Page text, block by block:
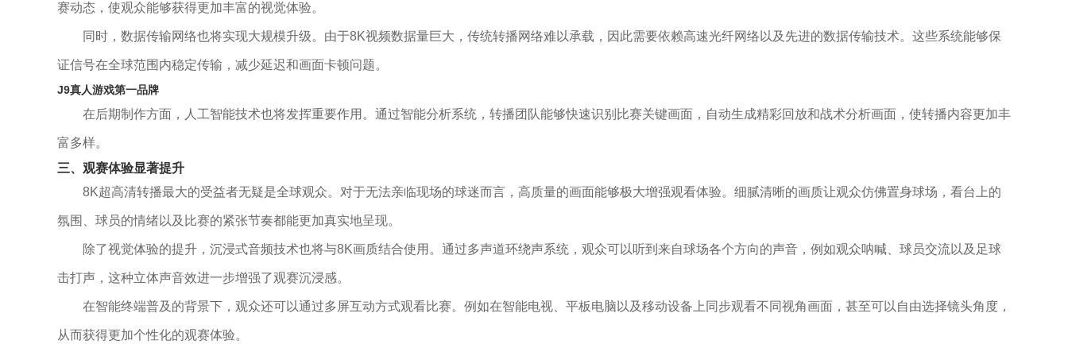
赛动态，使观众能够获得更加丰富的视觉体验。
同时，数据传输网络也将实现大规模升级。由于8K视频数据量巨大，传统转播网络难以承载，因此需要依赖高速光纤网络以及先进的数据传输技术。这些系统能够保
证信号在全球范围内稳定传输，减少延迟和画面卡顿问题。
J9真人游戏第一品牌
在后期制作方面，人工智能技术也将发挥重要作用。通过智能分析系统，转播团队能够快速识别比赛关键画面，自动生成精彩回放和战术分析画面，使转播内容更加丰
富多样。
三、观赛体验显著提升
8K超高清转播最大的受益者无疑是全球观众。对于无法亲临现场的球迷而言，高质量的画面能够极大增强观看体验。细腻清晰的画质让观众仿佛置身球场，看台上的
氛围、球员的情绪以及比赛的紧张节奏都能更加真实地呈现。
除了视觉体验的提升，沉浸式音频技术也将与8K画质结合使用。通过多声道环绕声系统，观众可以听到来自球场各个方向的声音，例如观众呐喊、球员交流以及足球
击打声，这种立体声音效进一步增强了观赛沉浸感。
在智能终端普及的背景下，观众还可以通过多屏互动方式观看比赛。例如在智能电视、平板电脑以及移动设备上同步观看不同视角画面，甚至可以自由选择镜头角度，
从而获得更加个性化的观赛体验。